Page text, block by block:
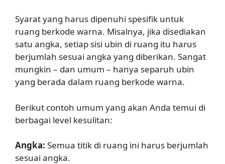
Syarat yang harus dipenuhi spesifik untuk
ruang berkode warna. Misalnya, jika disediakan
satu angka, setiap sisi ubin di ruang itu harus
berjumlah sesuai angka yang diberikan. Sangat
mungkin – dan umum – hanya separuh ubin
yang berada dalam ruang berkode warna.
Berikut contoh umum yang akan Anda temui di
berbagai level kesulitan:
Angka: Semua titik di ruang ini harus berjumlah
sesuai angka.